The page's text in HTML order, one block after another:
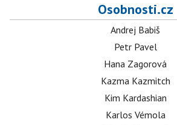
Osobnosti.cz
Andrej Babiš
Petr Pavel
Hana Zagorová
Kazma Kazmitch
Kim Kardashian
Karlos Vémola